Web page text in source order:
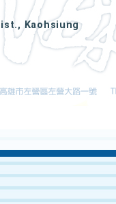
Kaohsiung